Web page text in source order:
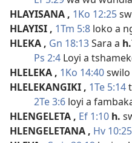
HLAYISANA , 1Ko 12:25
HLAYISI , 1Tm 5:8 loko a
HLEKA , Gn 18:13Sara a h.
Ps 2:4 Loyi a
HLELEKA , 1Ko 14:40
HLELEKANGIKI , 1Te 5:14
2Te 3:6 loyi a
HLENGELETA , Ef 1:10 h.
HLENGELETANA , Hv 10:25